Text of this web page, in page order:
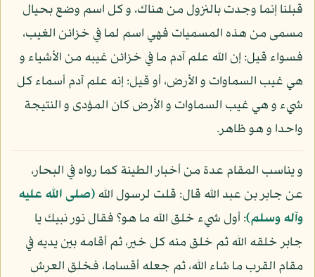
قبلنا إنما وجدت بالنزول من هناك، و كل اسم وضع بحيال
مسمى من هذه المسميات فهي اسم لما في خزائن الغيب،
فسواء قيل: إن الله علم آدم ما في خزائن غيبه من الأشياء و
هي غيب السماوات و الأرض، أو قيل: إنه علم آدم أسماء كل
شيء و هي غيب السماوات و الأرض كان المؤدى و النتيجة
واحدا و هو ظاهر.
و يناسب المقام عدة من أخبار الطينة كما رواه في البحار،
عن جابر بن عبد الله قال: قلت لرسول الله(صلى الله عليه
وآله وسلم): أول شيء خلق الله ما هو؟ فقال نور نبيك يا
جابر خلقه الله ثم خلق منه كل خير، ثم أقامه بين يديه في
مقام القرب ما شاء الله، ثم جعله أقساما، فخلق العرش